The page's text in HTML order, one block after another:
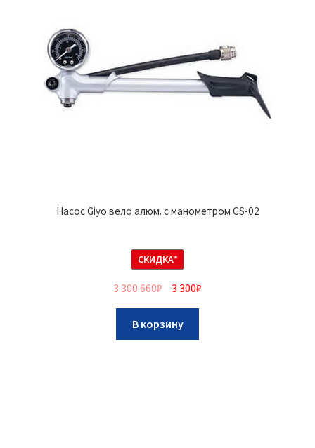
Насос Giyo вело алюм. с манометром GS-02
СКИДКА*
3 300 660₽ 3 300₽
В корзину